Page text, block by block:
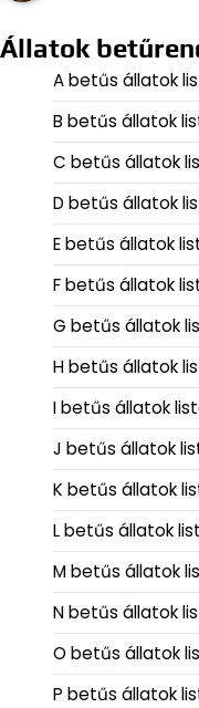
Állatok
A betűs állatok
B betűs állatok
C betűs állatok
D betűs állatok
E betűs állatok
F betűs állatok
G betűs állatok
H betűs állatok
I betűs állatok
J betűs állatok
K betűs állatok
L betűs állatok
M betűs állatok
N betűs állatok
O betűs állatok
P betűs állatok